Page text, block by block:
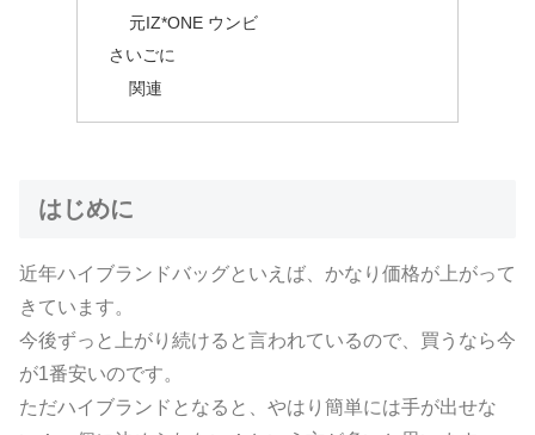
元IZ*ONE ウンビ
さいごに
関連
はじめに
近年ハイブランドバッグといえば、かなり価格が上がって
きています。
今後ずっと上がり続けると言われているので、買うなら今
が1番安いのです。
ただハイブランドとなると、やはり簡単には手が出せな